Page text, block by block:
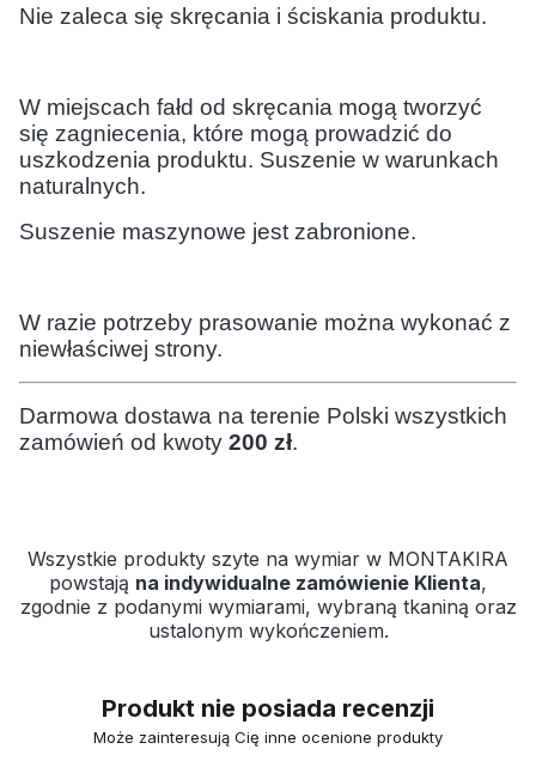
Nie zaleca się skręcania i ściskania produktu.
W miejscach fałd od skręcania mogą tworzyć
się zagniecenia, które mogą prowadzić do
uszkodzenia produktu. Suszenie w warunkach
naturalnych.
Suszenie maszynowe jest zabronione.
W razie potrzeby prasowanie można wykonać z
niewłaściwej strony.
Darmowa dostawa na terenie Polski wszystkich
zamówień od kwoty 200 zł.
Wszystkie produkty szyte na wymiar w MONTAKIRA
powstają na indywidualne zamówienie Klienta,
zgodnie z podanymi wymiarami, wybraną tkaniną oraz
ustalonym wykończeniem.
Produkt nie posiada recenzji
Może zainteresują Cię inne ocenione produkty